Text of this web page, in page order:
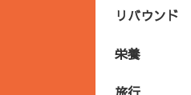
リバウンド
栄養
旅行